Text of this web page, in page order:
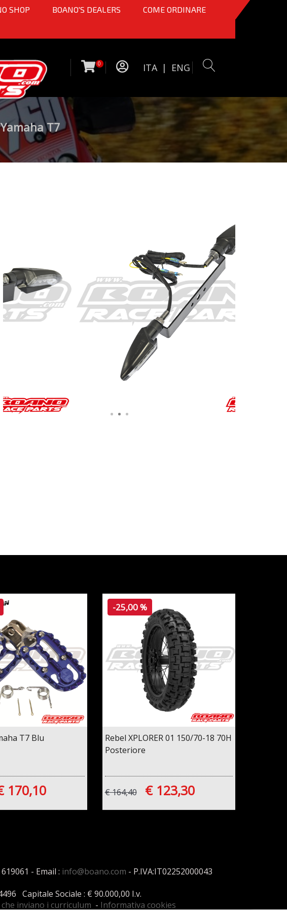
SHOP BOANO'S DEALERS
COME ORDINARE
0 ITA | ENG
T7
T7 Blu
170,10
-25,00 %
Rebel XPLORER 01 150/70-18 70H
Posteriore
€ 164,40 € 123,30
- Email : info@boano.com - P.IVA:IT02252000043
Capitale Sociale : € 90.000,00 I.v.
inviano i curriculum - Informativa cookies